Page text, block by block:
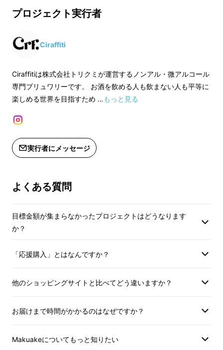
食事とのペアリングや休日のチルタイムなどの
のアクティブなイベントシーンまでシラフで生
活を彩る新しい選択肢を我々は提案します。
Alc1％以下「ノンア
ル・微アル専門」のク
現在国内には大手のビール会社に加え、全国各
ます。しかしノンアル・微アルコールビールは
づくりのかたわらで作ったものが大半です。味
様な選択肢が国内にはまだ存在しないのが現状
村（利島）・御蔵島村（御蔵島）・式
根島
硫黄島・南鳥島など）
上した場合、正規販売価格が販売予定
価格より下がる可能性もございます。
※20歳未満のお客様はお買い求めいた
プロジェクト実行者
Ciraffiti
Ciraffitiは株式会社トリクミが運営するノンアル・微アルコール
専門ブリュワリーです。 お酒を飲める人も飲まない人も平等に
楽しめる世界を目指すため …もっと見る
実行者にメッセージ
よくある質問
目標金額が集まらなかったプロジェクトはどうなります
か？
「応援購入」とはなんですか？
他のショッピングサイトと比べてどう違いますか？
お届けまで時間がかかるのはなぜですか？
Makuakeについてもっと知りたい